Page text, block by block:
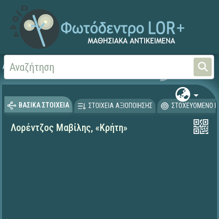
Αρχική Γλώσσα και Λογοτεχνία
ΒΑΣΙΚΑ ΣΤΟΙΧΕΙΑ ΣΤΟΙΧΕΙΑ ΑΞΙΟΠΟΙΗΣΗΣ ΣΤΟΧΕΥΟΜΕΝΟ
Λορέντζος Μαβίλης, «Κρήτη»